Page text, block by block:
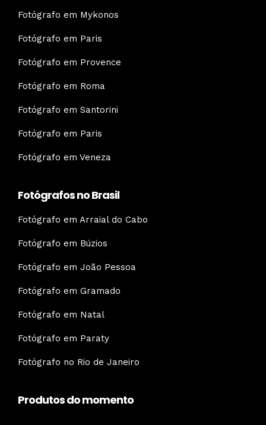
Fotógrafo em Mykonos
Fotógrafo em Paris
Fotógrafo em Provence
Fotógrafo em Roma
Fotógrafo em Santorini
Fotógrafo em Paris
Fotógrafo em Veneza
Fotógrafos no Brasil
Fotógrafo em Arraial do Cabo
Fotógrafo em Búzios
Fotógrafo em João Pessoa
Fotógrafo em Gramado
Fotógrafo em Natal
Fotógrafo em Paraty
Fotógrafo no Rio de Janeiro
Produtos do momento